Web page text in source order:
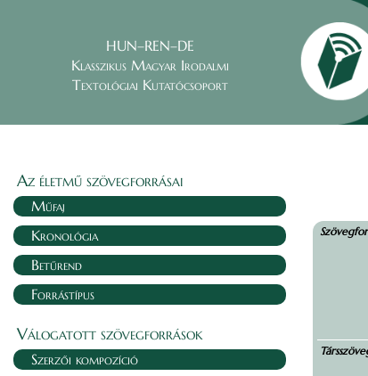
HUN–REN–DE
Klasszikus Magyar Irodalmi
Textológiai Kutatócsoport
Az életmű szövegforrásai
Műfaj
Kronológia
Betűrend
Forrástípus
Válogatott szövegforrások
Szerzői kompozíció